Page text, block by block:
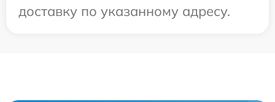
доставку по указанному адресу.